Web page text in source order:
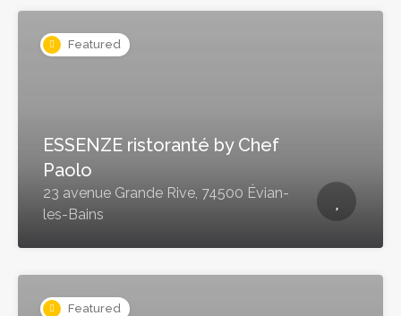
Featured
ESSENZE ristoranté by Chef
Paolo
23 avenue Grande Rive, 74500 Évian-
les-Bains
Featured